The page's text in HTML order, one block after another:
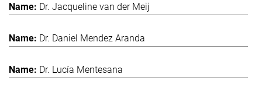
Dr. Jacqueline van der Meij
Dr. Daniel Mendez Aranda
Dr. Lucía Mentesana